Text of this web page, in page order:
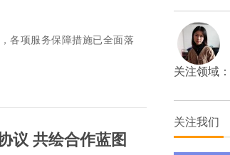
各项服务保障措施已全面落
议 共绘合作蓝图
关注领域：
关注我们